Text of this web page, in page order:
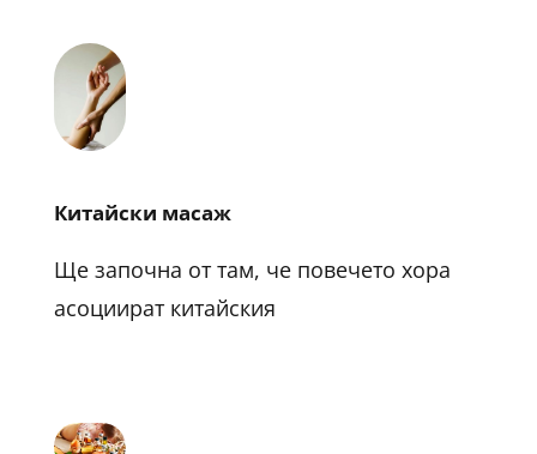
Китайски масаж
Ще започна от там, че повечето хора
асоциират китайския